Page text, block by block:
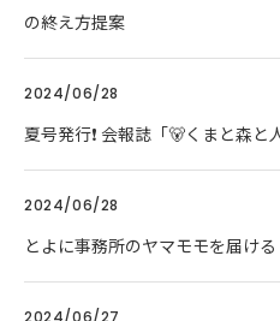
の終え方提案
2024/06/28
夏号発行❗️ 会報誌「🐻くまと森と
2024/06/28
とよに事務所のヤマモモを届ける
2024/06/27